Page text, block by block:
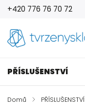
+420 776 76 70 72
PŘÍSLUŠENSTVÍ
Domů / PŘÍSLUŠENSTVÍ